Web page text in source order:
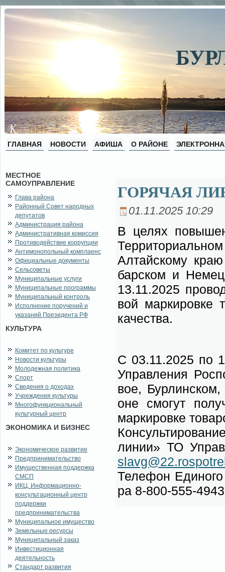
ГЛАВНАЯ НОВОСТИ АФИША О РАЙОНЕ
МЕСТНОЕ
САМОУПРАВЛЕНИЕ
Глава района
Районный Совет народных
депутатов
Администрация района
Административная комиссия
Противодействие коррупции
Антимонопольный комплаенс
Официальные документы
Сельсоветы
Муниципальные услуги
Муниципальные программы
Муниципальный контроль
Исполнение поручений и
указаний Президента РФ
КУЛЬТУРА
Комитет по культуре
Новости культуры
Молодежная политика
Спорт
Сведения о доходах
Учреждения культуры
Многофункциональный
культурный центр
ЭКОНОМИКА И БИЗНЕС
Экономическое развитие
Предпринимательство
Имущественная поддержка
СМСП
ИКЦ. Информационно-
консультационный центр
поддержки
предпринимательства
Муниципальное имущество
Земельные ресурсы
Муниципальный заказ
Инвестиционная
деятельность
Стандарт развития
ГОРЯЧАЯ
01.11.2025 10:29
В це­лях
Ал­тай­ско­му
бар­ском и
13.11.2025
вой мар­ки­ров­ке
ка­че­ства.
С 03.11.2025 по
Управ­ле­ния
вое,
оне смо­гут
мар­ки­ров­ке
ли­нии» ТО
Те­ле­фон Еди­но­го
ра 8-800-555-